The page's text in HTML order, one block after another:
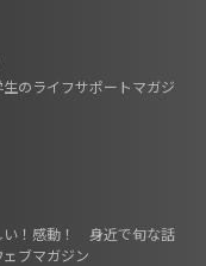
のライフサポートマガジ
い！感動！ 身近で旬な話
ブマガジン